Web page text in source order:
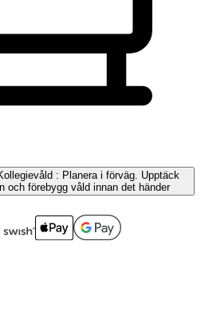
: Planera i förväg. Upptäck
och förebygg våld innan det händer